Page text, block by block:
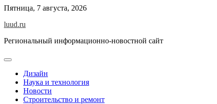
Skip
content
Пятница, 7 августа, 2026
luud.ru
Региональный информационно-новостной сайт
Дизайн
Наука и технология
Новости
Строительство и ремонт